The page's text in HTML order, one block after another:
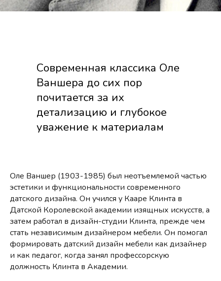
Современная классика Оле
Ваншера до сих пор
почитается за их
детализацию и глубокое
уважение к материалам
Оле Ваншер (1903-1985) был неотъемлемой частью
эстетики и функциональности современного
датского дизайна. Он учился у Кааре Клинта в
Датской Королевской академии изящных искусств, а
затем работал в дизайн-студии Клинта, прежде чем
стать независимым дизайнером мебели. Он помогал
формировать датский дизайн мебели как дизайнер
и как педагог, когда занял профессорскую
должность Клинта в Академии.